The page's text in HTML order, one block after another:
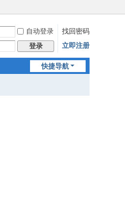
自动登录
找回密码
登录 立即注册
快捷导航